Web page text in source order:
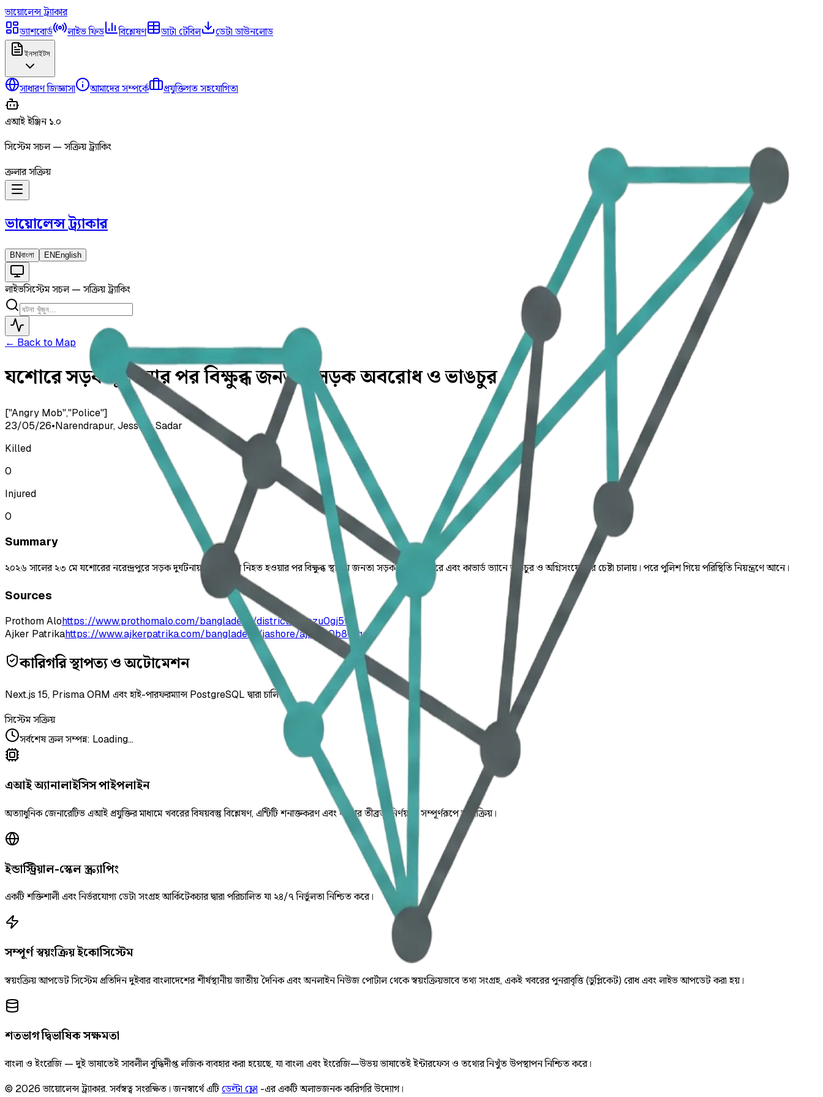
ভায়োলেন্সট্র্যাকার
ড্যাশবোর্ড
লাইভ ফিড বিশ্লেষণ ডাটা টেবিল ডেটা ডাউনলোড
ইনসাইটস
সাধারণ জিজ্ঞাসা আমাদের সম্পর্কে প্রযুক্তিগত সহযোগিতা
এআই ইঞ্জিন ১.০
সিস্টেম সচল — সক্রিয় ট্র্যাকিং
ক্রলার সক্রিয়
ভায়োলেন্সট্র্যাকার
BNবাংলা EN English
লাইভসিস্টেম সচল — সক্রিয় ট্র্যাকিং
← Back to Map
যশোরে সড়ক দুর্ঘটনার পর বিক্ষুব্ধ জনতার সড়ক অবরোধ ও ভাঙচুর
["Angry Mob","Police"]
23/05/26•Narendrapur, Jessore Sadar
Killed
0
Injured
0
Summary
২০২৬ সালের ২৩ মে যশোরের নরেন্দ্রপুরে সড়ক দুর্ঘটনায় মা ও ছেলে নিহত হওয়ার পর বিক্ষুব্ধ স্থানীয় জনতা সড়ক অবরোধ করে এবং কাভার্ড ভ্যানে ভাঙচুর ও অগ্নিসংযোগের চেষ্টা চালায়। পরে পুলিশ গিয়ে পরিস্থিতি নিয়ন্ত্রণে আনে।
Sources
Prothom Alohttps://www.prothomalo.com/bangladesh/district/00szu0gj5w
Ajker Patrikahttps://www.ajkerpatrika.com/bangladesh/jashore/ajplbq0b80lgo
কারিগরি স্থাপত্য ও অটোমেশন
Next.js 15, Prisma ORM এবং হাই-পারফরম্যান্স PostgreSQL দ্বারা চালিত।
সিস্টেম সক্রিয়
সর্বশেষ ক্রল সম্পন্ন: Loading...
এআই অ্যানালাইসিস পাইপলাইন
অত্যাধুনিক জেনারেটিভ এআই প্রযুক্তির মাধ্যমে খবরের বিষয়বস্তু বিশ্লেষণ, এন্টিটি শনাক্তকরণ এবং ঘটনার তীব্রতা নির্ণয় যা সম্পূর্ণরূপে স্বয়ংক্রিয়।
ইন্ডাস্ট্রিয়াল-স্কেল স্ক্র্যাপিং
একটি শক্তিশালী এবং নির্ভরযোগ্য ডেটা সংগ্রহ আর্কিটেকচার দ্বারা পরিচালিত যা ২৪/৭ নির্ভুলতা নিশ্চিত করে।
সম্পূর্ণ স্বয়ংক্রিয় ইকোসিস্টেম
স্বয়ংক্রিয় আপডেট সিস্টেম প্রতিদিন দুইবার বাংলাদেশের শীর্ষস্থানীয় জাতীয় দৈনিক এবং অনলাইন নিউজ পোর্টাল থেকে স্বয়ংক্রিয়ভাবে তথ্য সংগ্রহ, একই খবরের পুনরাবৃত্তি (ডুপ্লিকেট) রোধ এবং লাইভ আপডেট করা হয়।
শতভাগ দ্বিভাষিক সক্ষমতা
বাংলা ও ইংরেজি — দুই ভাষাতেই সাবলীল বুদ্ধিদীপ্ত লজিক ব্যবহার করা হয়েছে, যা বাংলা এবং ইংরেজি—উভয় ভাষাতেই ইন্টারফেস ও তথ্যের নিখুঁত উপস্থাপন নিশ্চিত করে।
© 2026 ভায়োলেন্স ট্র্যাকার.সর্বস্বত্ব সংরক্ষিত। জনস্বার্থে এটিডেল্টা ফ্লো -এর একটি অলাভজনক কারিগরি উদ্যোগ।